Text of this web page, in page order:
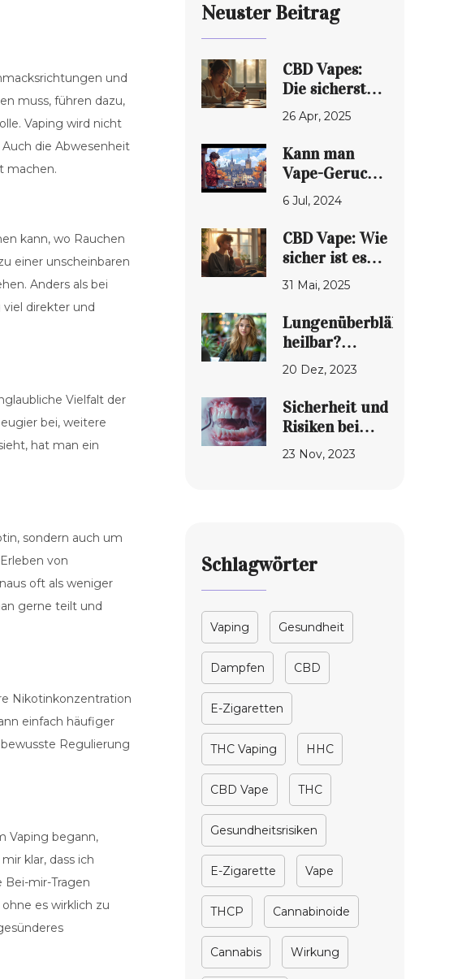
und
muss, führen dazu,
Vaping wird nicht
die Abwesenheit
machen.
kann, wo Rauchen
einer unscheinbaren
Anders als bei
direkter und
Vielfalt der
bei, weitere
hat man ein
sondern auch um
von
oft als weniger
gerne teilt und
Nikotinkonzentration
einfach häufiger
Regulierung
Vaping begann,
klar, dass ich
mir-Tragen
es wirklich zu
Neuster Beitrag
CBD Vapes:
Die sichersten
Optionen auf
dem Markt
26 Apr, 2025
Kann man
Vape-Geruch
auf Kleidung
riechen?
Fakten und
Tipps
6 Jul, 2024
CBD Vape: Wie
sicher ist es
für deine
Lunge?
31 Mai, 2025
Lungenüberblähung
heilbar?
Strategien für
gesunde
Atemwege
20 Dez, 2023
Sicherheit und
Risiken beim
Vapen von
HHC: Ein
23 Nov, 2023
Schlagwörter
Vaping Gesundheit
Dampfen CBD
E-Zigaretten
THC Vaping HHC
CBD Vape THC
Gesundheitsrisiken
E-Zigarette Vape
THCP Cannabinoide
Cannabis Wirkung